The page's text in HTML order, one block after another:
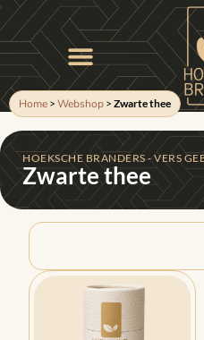
Home > Webshop > Zwarte thee
HOEKSCHE BRANDERS - VERS
Zwarte thee